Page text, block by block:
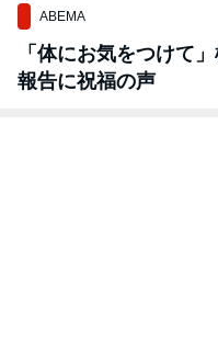
ABEMA
「体にお気をつけて
報告に祝福の声